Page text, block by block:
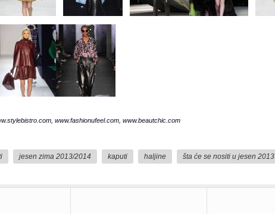
www.fashionufeel.com, www.beautchic.com
jesen zima 2013/2014 kaputi haljine šta će se nositi u jesen 2013